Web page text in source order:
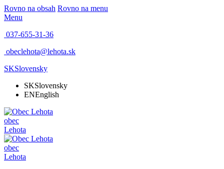
Rovno na obsah Rovno na menu
Menu
037-655-31-36
obeclehota@lehota.sk
SKSlovensky
SKSlovensky
ENEnglish
obec
Lehota
obec
Lehota